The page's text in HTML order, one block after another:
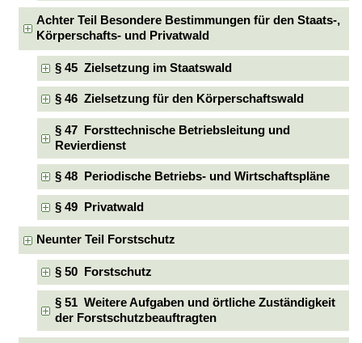
Achter Teil Besondere Bestimmungen für den Staats-,
Körperschafts- und Privatwald
§ 45 Zielsetzung im Staatswald
§ 46 Zielsetzung für den Körperschaftswald
§ 47 Forsttechnische Betriebsleitung und
Revierdienst
§ 48 Periodische Betriebs- und Wirtschaftspläne
§ 49 Privatwald
Neunter Teil Forstschutz
§ 50 Forstschutz
§ 51 Weitere Aufgaben und örtliche Zuständigkeit
der Forstschutzbeauftragten